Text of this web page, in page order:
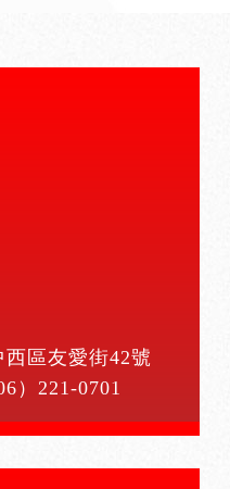
區友愛街42號
06）221-0701